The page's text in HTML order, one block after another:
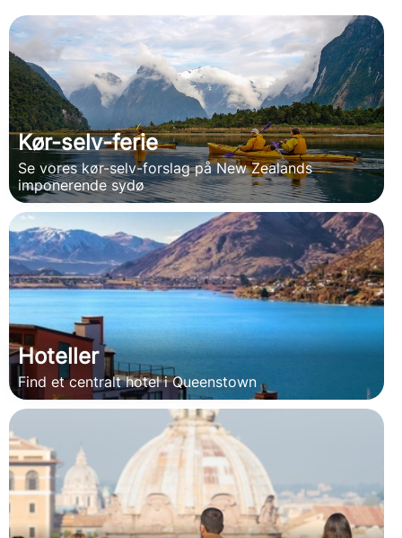
Kør-selv-ferie
Se vores kør-selv-forslag på New Zealands
imponerende sydø
Hoteller
Find et centralt hotel i Queenstown